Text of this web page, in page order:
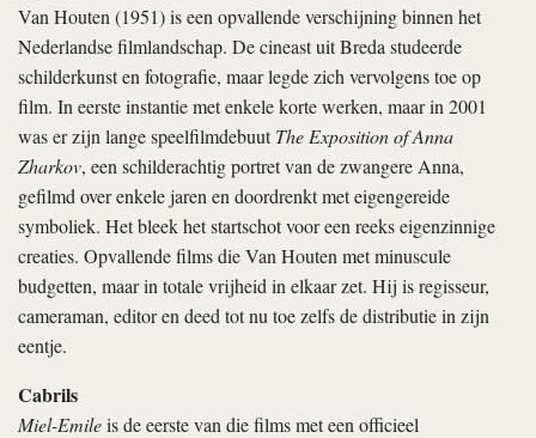
Van Houten (1951) is een opvallende verschijning binnen het
Nederlandse filmlandschap. De cineast uit Breda studeerde
schilderkunst en fotografie, maar legde zich vervolgens toe op
film. In eerste instantie met enkele korte werken, maar in 2001
was er zijn lange speelfilmdebuutThe Exposition of Anna
Zharkov, een schilderachtig portret van de zwangere Anna,
gefilmd over enkele jaren en doordrenkt met eigengereide
symboliek. Het bleek het startschot voor een reeks eigenzinnige
creaties. Opvallende films die Van Houten met minuscule
budgetten, maar in totale vrijheid in elkaar zet. Hij is regisseur,
cameraman, editor en deed tot nu toe zelfs de distributie in zijn
eentje.
Cabrils
Miel-Emileis de eerste van die films met een officieel